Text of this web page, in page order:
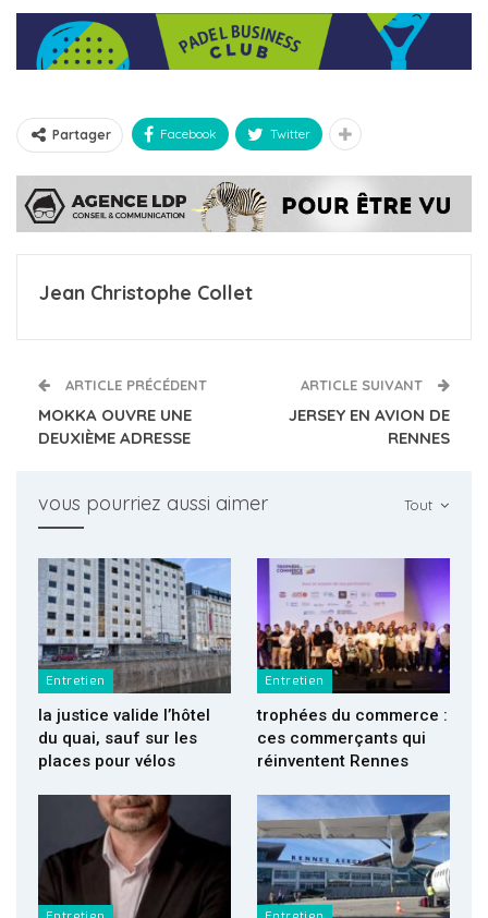
Partager Facebook Twitter
Jean Christophe Collet
ARTICLE PRÉCÉDENT
MOKKA OUVRE UNE
DEUXIÈME ADRESSE
ARTICLE SUIVANT
JERSEY EN AVION DE
RENNES
Tout
vous pourriez aussi aimer
Entretien
la justice valide l’hôtel
du quai, sauf sur les
places pour vélos
Entretien
trophées du commerce :
ces commerçants qui
réinventent Rennes